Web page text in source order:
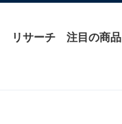
リサーチ 注目の商品